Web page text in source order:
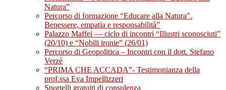
Natura”
Percorso di formazione “Educare alla Natura".
Benessere, empatia e responsabilità”
Palazzo Maffei — ciclo di incontri “Illustri sconosciuti”
(20/10) e “Nobili ironie” (26/01)
Percorso di Geopolitica – Incontri con il dott. Stefano
Verzè
“PRIMA CHE ACCADA”- Testimonianza della
prof.ssa Eva Impellizzeri
Sportelli gratuiti di consulenza